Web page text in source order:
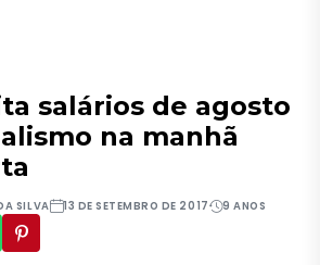
salários de agosto
na manhã
SILVA 13 DE SETEMBRO DE 2017 9 ANOS